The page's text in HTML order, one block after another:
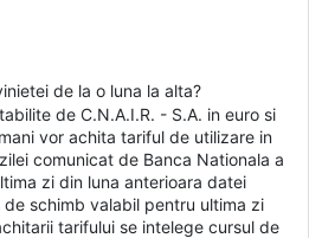
de la o luna la alta?
de C.N.A.I.R. - S.A. in euro si
vor achita tariful de utilizare in
comunicat de Banca Nationala a
zi din luna anterioara datei
schimb valabil pentru ultima zi
tarifului se intelege cursul de